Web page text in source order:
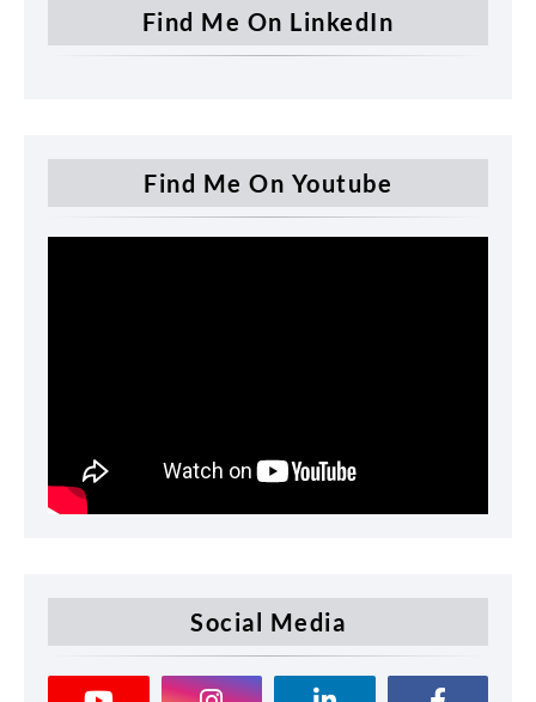
Find Me On LinkedIn
Find Me On Youtube
Social Media